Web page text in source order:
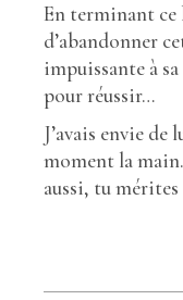
En terminant ce
d’abandonner
impuissante à
pour réussir…
J’avais envie
moment la
aussi, tu